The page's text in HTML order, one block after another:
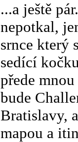
...a ještě
nepotkal,
srnce který
sedící
přede
bude
Bratislavy,
mapou a